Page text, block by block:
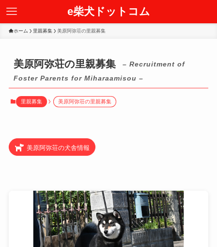
e柴犬ドットコム
ホーム 里親募集 美原阿弥荘の里親募集
美原阿弥荘の里親募集
– Recruitment of
Foster Parents for Miharaamisou –
里親募集 美原阿弥荘の里親募集
美原阿弥荘の犬舎情報